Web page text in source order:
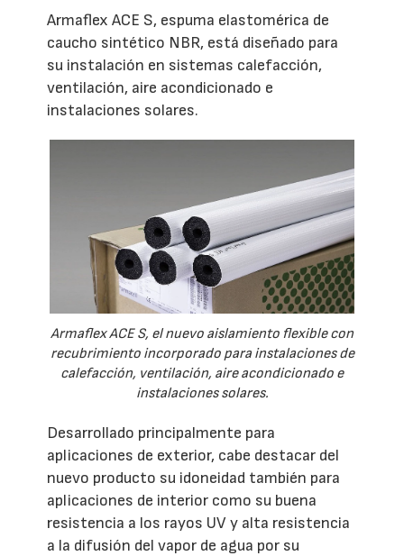
Armaflex ACE S, espuma elastomérica de
caucho sintético NBR, está diseñado para
su instalación en sistemas calefacción,
ventilación, aire acondicionado e
instalaciones solares.
Armaflex ACE S, el nuevo aislamiento flexible con
recubrimiento incorporado para instalaciones de
calefacción, ventilación, aire acondicionado e
instalaciones solares.
Desarrollado principalmente para
aplicaciones de exterior, cabe destacar del
nuevo producto su idoneidad también para
aplicaciones de interior como su buena
resistencia a los rayos UV y alta resistencia
a la difusión del vapor de agua por su